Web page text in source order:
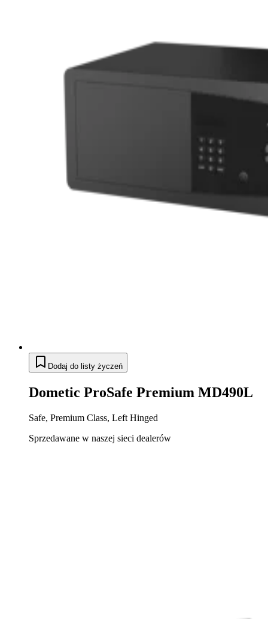
Dodaj do listy życzeń
Dometic ProSafe Premium MD490L
Safe, Premium Class, Left Hinged
Sprzedawane w naszej sieci dealerów